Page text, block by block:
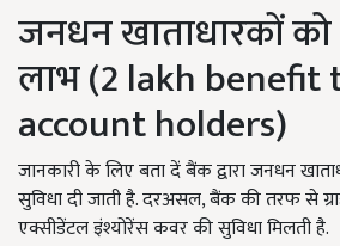
जनधन खाताधारकों
लाभ (2 lakh benefit
account holders)
जानकारी के लिए बता दें बैंक द्वारा जनधन
सुविधा दी जाती है. दरअसल, बैंक की तरफ से
एक्सीडेंटल इंश्योरेंस कवर की सुविधा मिलती है.